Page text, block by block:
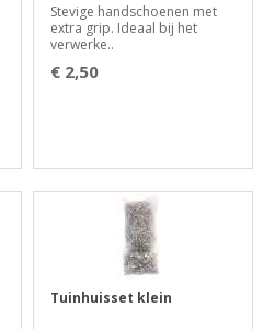
Stevige handschoenen met
extra grip. Ideaal bij het
verwerke..
€ 2,50
Tuinhuisset klein